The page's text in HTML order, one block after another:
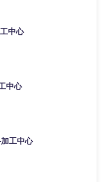
中心
中心
工中心